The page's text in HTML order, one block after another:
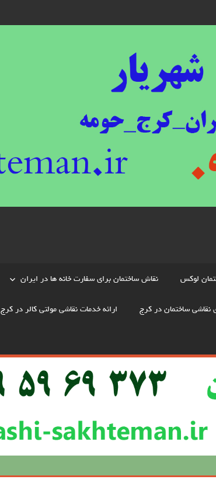
لوکس نقاش ساختمان برای سفارت خانه ها در ایران
نقاشی ساختمان در کرج ارائه خدمات نقاشی مولتی کالر در کرج